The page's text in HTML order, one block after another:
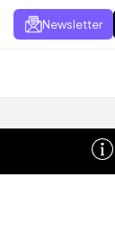
Newsletter